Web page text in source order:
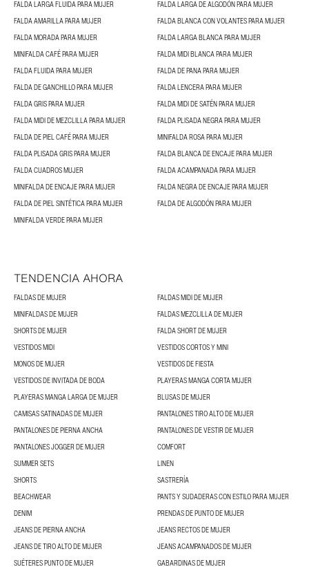
FALDA LARGA FLUIDA PARA MUJER
FALDA LARGA DE ALGODÓN PARA MUJER
FALDA AMARILLA PARA MUJER
FALDA BLANCA CON VOLANTES PARA MUJER
FALDA MORADA PARA MUJER
FALDA LARGA BLANCA PARA MUJER
MINIFALDA CAFÉ PARA MUJER
FALDA MIDI BLANCA PARA MUJER
FALDA FLUIDA PARA MUJER
FALDA DE PANA PARA MUJER
FALDA DE GANCHILLO PARA MUJER
FALDA LENCERA PARA MUJER
FALDA GRIS PARA MUJER
FALDA MIDI DE SATÉN PARA MUJER
FALDA MIDI DE MEZCLILLA PARA MUJER
FALDA PLISADA NEGRA PARA MUJER
FALDA DE PIEL CAFÉ PARA MUJER
MINIFALDA ROSA PARA MUJER
FALDA PLISADA GRIS PARA MUJER
FALDA BLANCA DE ENCAJE PARA MUJER
FALDA CUADROS MUJER
FALDA ACAMPANADA PARA MUJER
MINIFALDA DE ENCAJE PARA MUJER
FALDA NEGRA DE ENCAJE PARA MUJER
FALDA DE PIEL SINTÉTICA PARA MUJER
FALDA DE ALGODÓN PARA MUJER
MINIFALDA VERDE PARA MUJER
TENDENCIA AHORA
FALDAS DE MUJER
FALDAS MIDI DE MUJER
MINIFALDAS DE MUJER
FALDAS MEZCLILLA DE MUJER
SHORTS DE MUJER
FALDA SHORT DE MUJER
VESTIDOS MIDI
VESTIDOS CORTOS Y MINI
MONOS DE MUJER
VESTIDOS DE FIESTA
VESTIDOS DE INVITADA DE BODA
PLAYERAS MANGA CORTA MUJER
PLAYERAS MANGA LARGA DE MUJER
BLUSAS DE MUJER
CAMISAS SATINADAS DE MUJER
PANTALONES TIRO ALTO DE MUJER
PANTALONES DE PIERNA ANCHA
PANTALONES DE VESTIR DE MUJER
PANTALONES JOGGER DE MUJER
COMFORT
SUMMER SETS
LINEN
SHORTS
SASTRERÍA
BEACHWEAR
PANTS Y SUDADERAS CON ESTILO PARA MUJER
DENIM
PRENDAS DE PUNTO DE MUJER
JEANS DE PIERNA ANCHA
JEANS RECTOS DE MUJER
JEANS DE TIRO ALTO DE MUJER
JEANS ACAMPANADOS DE MUJER
SUÉTERES PUNTO DE MUJER
GABARDINAS DE MUJER